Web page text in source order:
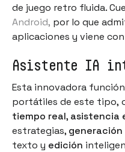
de juego retro fluida.
Android, por lo que
aplicaciones y viene
Asistente IA
Esta innovadora
portátiles de este tipo,
tiempo real, asistencia
estrategias, generación
texto y edición